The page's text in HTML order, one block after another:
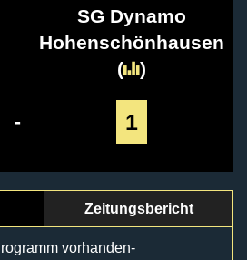
SG Dynamo
Hohenschönhausen
(
)
- 1
Zeitungsbericht
vorhanden-